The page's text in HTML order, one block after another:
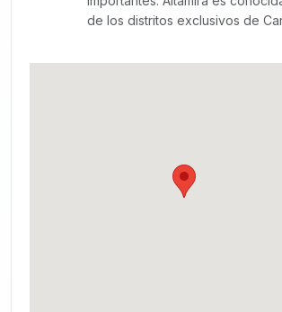
de los distritos exclusivos de